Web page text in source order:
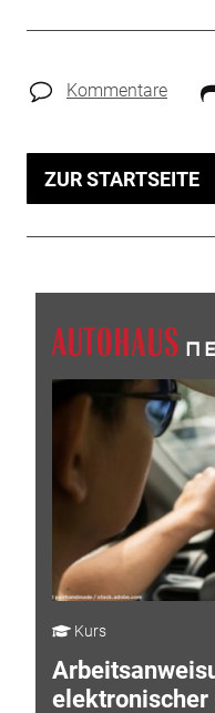
Kommentare
ZUR STARTSEITE
Kurs
elektronischer